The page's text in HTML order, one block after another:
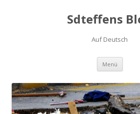
Sdteffens
Auf Deutsch
Menü Zum